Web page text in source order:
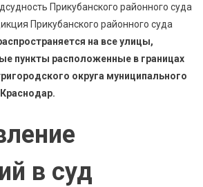
Прикубанского районного суда
Прикубанского районного суда
на все улицы,
пункты расположенные в границах
округа муниципального
в суд